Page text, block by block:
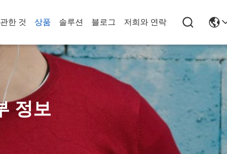
한 것 상품 솔루션 블로그 저희와 연락
정보